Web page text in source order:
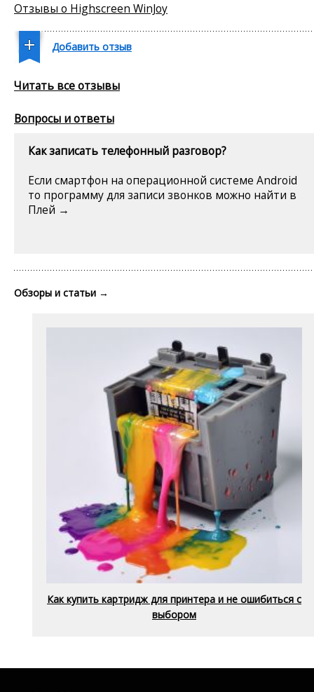
Отзывы о Highscreen WinJoy
Добавить отзыв
Читать все отзывы
Вопросы и ответы
Как записать телефонный разговор?
Если смартфон на операционной системе Android
то программу для записи звонков можно найти в
Плей →
Обзоры и статьи →
Как купить картридж для принтера и не ошибиться с
выбором